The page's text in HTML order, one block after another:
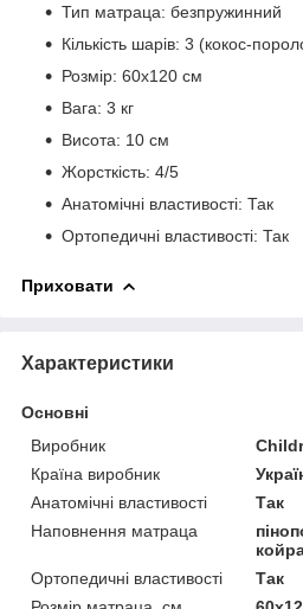
Тип матраца: безпружинний
Кількість шарів: 3 (кокос-
Розмір: 60x120 см
Вага: 3 кг
Висота: 10 см
Жорсткість: 4/5
Анатомічні властивості: Так
Ортопедичні властивості: Так
Приховати
Характеристики
Основні
Виробник
Країна виробник
Анатомічні властивості
Так
Наповнення матраца
Ортопедичні властивості
Так